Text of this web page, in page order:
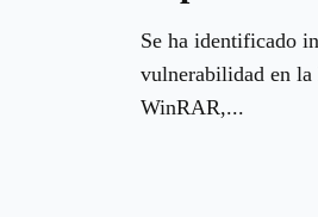
Se ha identificado
vulnerabilidad en la
WinRAR,...